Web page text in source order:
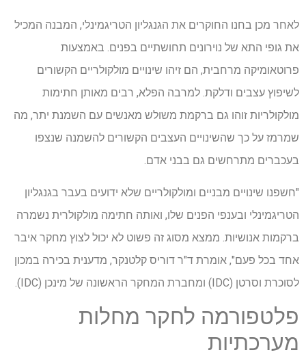
לאחר מכן בחנו החוקרים את הגנגליון הטריגמינלי, המבנה המכיל
את גופי התא של נוירונים תחושתיים בפנים. באמצעות
פרוטאומיקה מרחבית, הם זיהו שינויים מולקולריים הקשורים
לשיפוץ עצבים ודלקת. למרבה הפלא, רבים מאותן חתימות
מולקולריות זוהו גם ברקמת משולש מאנשים עם השמנת יתר, מה
שמרמז על כך שהשינויים העצבים הקשורים להשמנה שנצפו
בעכברים מתרחשים גם בבני אדם.
"חשפנו שינויים מבניים ומולקולריים שלא ידועים בעבר בגנגליון
הטריגמינלי ובענפי הפנים שלו, ואותה חתימה מולקולרית נשמרה
ברקמות אנושיות. ממצא מסוג זה פשוט לא יכול לצוץ מחקר איבר
אחד בכל פעם", אומרת ד"ר דוריס קלטנקר, מדענית בכירה במכון
לסוכרת וסרטן (IDC) ומחברת המחקר הראשונה של מינכן (IDC).
פלטפורמה לחקר מחלות
מערכתיות